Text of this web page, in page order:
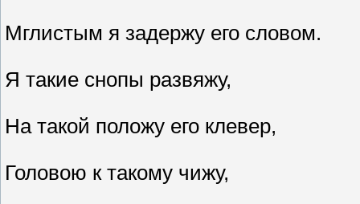
Мглистым я задержу его словом.
Я такие снопы развяжу,
На такой положу его клевер,
Головою к такому чижу,